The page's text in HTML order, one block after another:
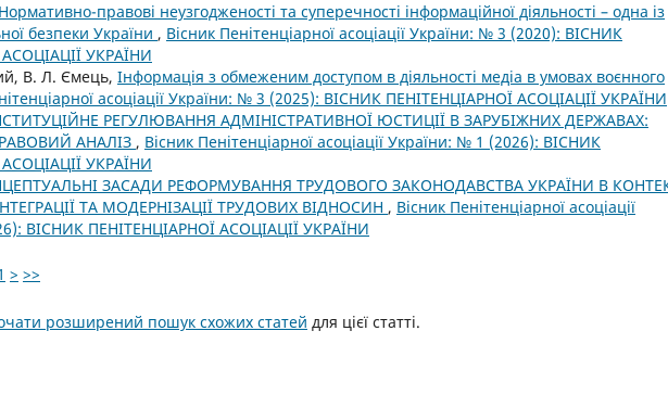
Нормативно-правові неузгодженості та суперечності інформаційної діяльності – одна із
безпеки України , Вісник Пенітенціарної асоціації України: № 3 (2020): ВІСНИК
УКРАЇНИ
В. Л. Ємець, Інформація з обмеженим доступом в діяльності медіа в умовах воєнного
асоціації України: № 3 (2025): ВІСНИК ПЕНІТЕНЦІАРНОЇ АСОЦІАЦІЇ УКРАЇНИ
РЕГУЛЮВАННЯ АДМІНІСТРАТИВНОЇ ЮСТИЦІЇ В ЗАРУБІЖНИХ ДЕРЖАВАХ:
АНАЛІЗ , Вісник Пенітенціарної асоціації України: № 1 (2026): ВІСНИК
УКРАЇНИ
ЗАСАДИ РЕФОРМУВАННЯ ТРУДОВОГО ЗАКОНОДАВСТВА УКРАЇНИ В
ТА МОДЕРНІЗАЦІЇ ТРУДОВИХ ВІДНОСИН , Вісник Пенітенціарної асоціації
ВІСНИК ПЕНІТЕНЦІАРНОЇ АСОЦІАЦІЇ УКРАЇНИ
> >>
розширений пошук схожих статей для цієї статті.